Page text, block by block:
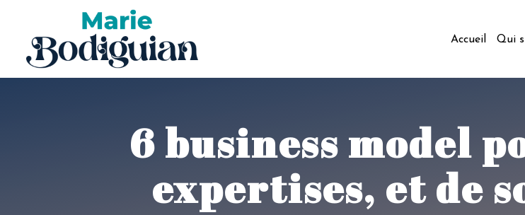
Accueil Qui
6 business model
expertises, et de